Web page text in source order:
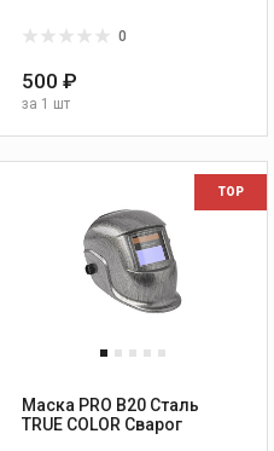
0
500 ₽
за 1 шт
TOP
Маска PRO B20 Сталь
TRUE COLOR Сварог